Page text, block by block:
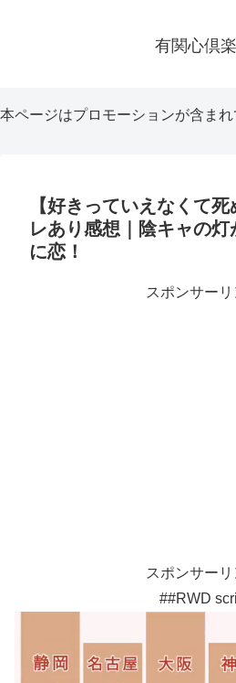
有関心倶
本ページはプロモーションが含ま
【好きっていえなくて
レあり感想｜陰キャの
に恋！
スポンサーリ
スポンサーリ
##RWD